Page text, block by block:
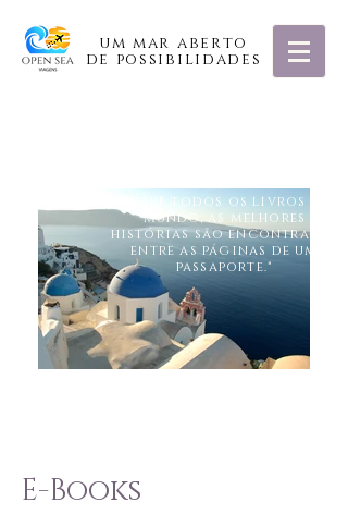
um mar aberto
de possibilidades
Entre todos os livros do
mundo, as melhores
histórias são encontradas
entre as páginas de um
passaporte."
E-Books